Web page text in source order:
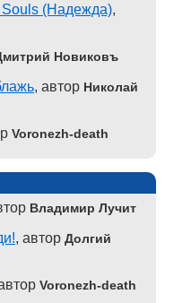
(Надежда),
Новиковъ
, автор Николай
Voronezh-death
Владимир Лучит
, автор Долгий
Voronezh-death